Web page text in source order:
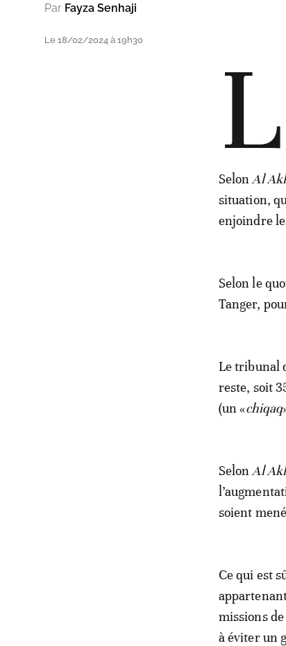
Par Fayza Senhaji
Le 18/02/2024 à 19h30 L
Selon Al
situation,
enjoindre
Selon le
Tanger,
Le tribunal
reste, soit
(un «chiqaq
Selon Al
soient
Ce qui est
missions
à éviter un